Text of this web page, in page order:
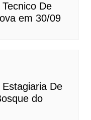
De
em 30/09
De
do